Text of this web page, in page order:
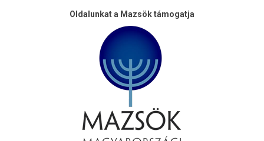
Oldalunkat a Mazsök támogatja